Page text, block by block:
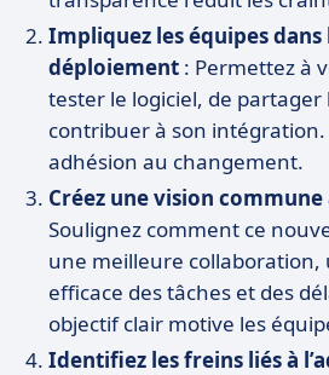
Impliquez les équipes
déploiement : Permettez à
tester le logiciel, de
contribuer à son
adhésion au changement.
Créez une vision
Soulignez comment ce
une meilleure collaboration,
efficace des tâches et des
objectif clair motive les
Identifiez les freins liés à